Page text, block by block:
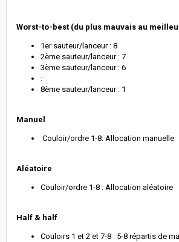
Worst-to-best (du plus mauvais au
1er sauteur/lanceur : 8
2ème sauteur/lanceur : 7
3ème sauteur/lanceur : 6
:
8ème sauteur/lanceur : 1
Manuel
Couloir/ordre 1-8: Allocation manuelle
Aléatoire
Couloir/ordre 1-8 : Allocation aléatoire
Half & half
Couloirs 1 et 2 et 7-8 : 5-8 répartis de